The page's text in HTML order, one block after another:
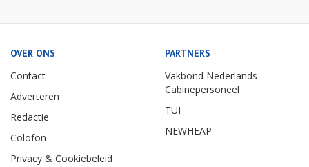
OVER ONS
Contact
Adverteren
Redactie
Colofon
Privacy & Cookiebeleid
PARTNERS
Vakbond Nederlands
Cabinepersoneel
TUI
NEWHEAP